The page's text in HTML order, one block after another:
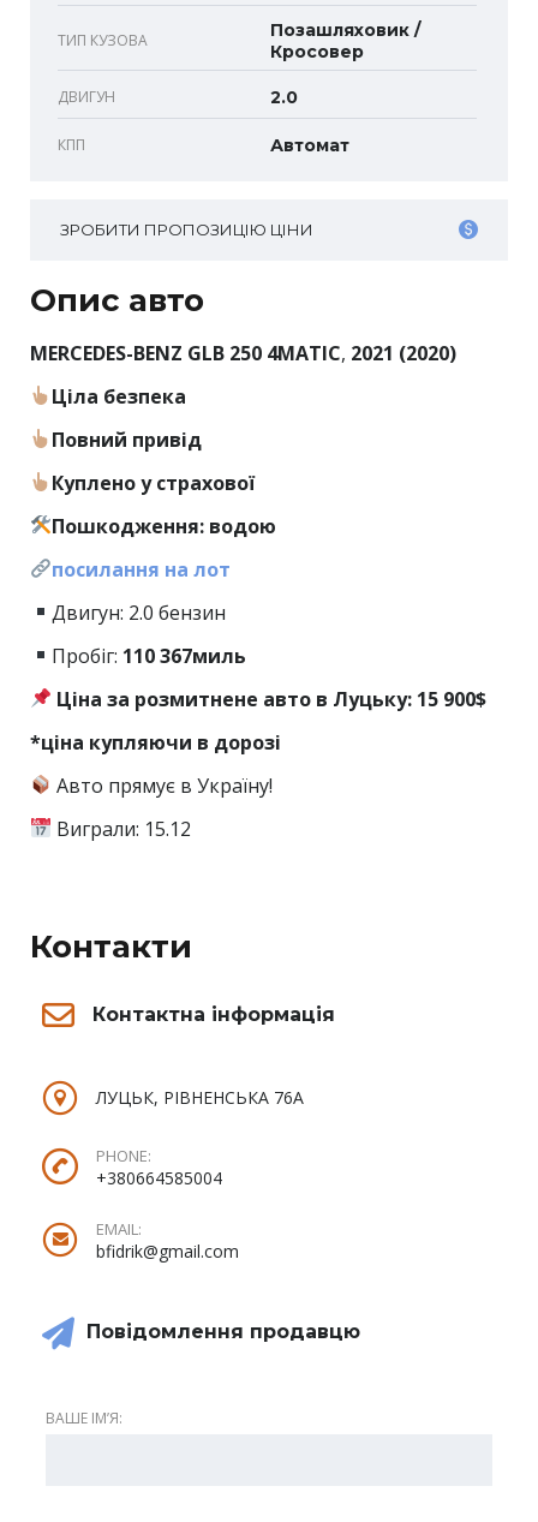
ТИП КУЗОВА
Позашляховик /
Кросовер
ДВИГУН 2.0
КПП Автомат
ЗРОБИТИ ПРОПОЗИЦІЮ ЦІНИ
Опис авто
MERCEDES-BENZ GLB 250 4MATIC, 2021 (2020)
Ціла безпека
Повний привід
Куплено у страхової
Пошкодження: водою
посилання на лот
Двигун: 2.0 бензин
Пробіг: 110367миль
Ціна за розмитнене авто в Луцьку: 15 900$
*ціна купляючи в дорозі
Авто прямує в Україну!
Виграли: 15.12
Контакти
Контактна інформація
ЛУЦЬК, РІВНЕНСЬКА 76А
PHONE:
+380664585004
EMAIL:
bfidrik@gmail.com
Повідомлення продавцю
ВАШЕ ІМʼЯ: